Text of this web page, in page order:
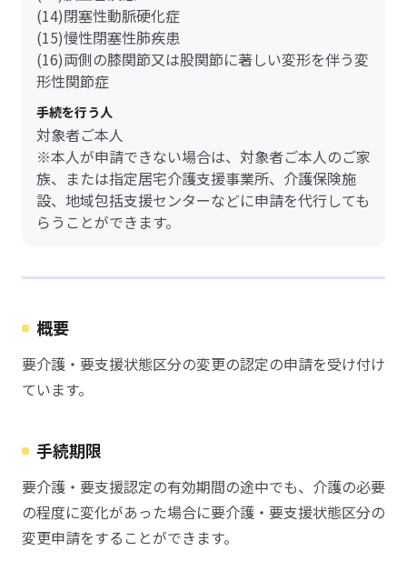
(14)閉塞性動脈硬化症
(15)慢性閉塞性肺疾患
(16)両側の膝関節又は股関節に著しい変形を伴う変
形性関節症
手続を行う人
対象者ご本人
※本人が申請できない場合は、対象者ご本人のご家
族、または指定居宅介護支援事業所、介護保険施
設、地域包括支援センターなどに申請を代行しても
らうことができます。
概要
要介護・要支援状態区分の変更の認定の申請を受け付け
ています。
手続期限
要介護・要支援認定の有効期間の途中でも、介護の必要
の程度に変化があった場合に要介護・要支援状態区分の
変更申請をすることができます。